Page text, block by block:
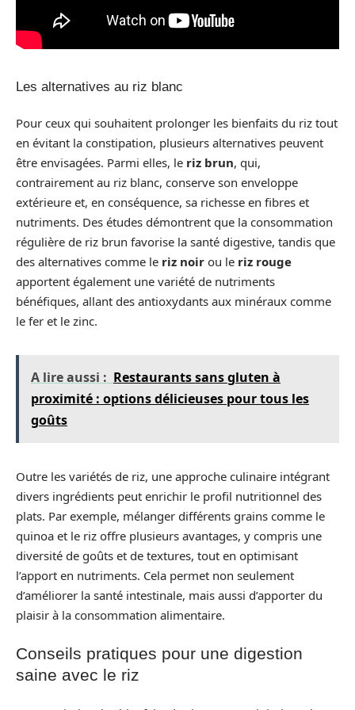
Les alternatives au riz blanc
Pour ceux qui souhaitent prolonger les bienfaits du riz tout
en évitant la constipation, plusieurs alternatives peuvent
être envisagées. Parmi elles, le riz brun, qui,
contrairement au riz blanc, conserve son enveloppe
extérieure et, en conséquence, sa richesse en fibres et
nutriments. Des études démontrent que la consommation
régulière de riz brun favorise la santé digestive, tandis que
des alternatives comme le riz noir ou le riz rouge
apportent également une variété de nutriments
bénéfiques, allant des antioxydants aux minéraux comme
le fer et le zinc.
A lire aussi : Restaurants sans gluten à
proximité : options délicieuses pour tous les
goûts
Outre les variétés de riz, une approche culinaire intégrant
divers ingrédients peut enrichir le profil nutritionnel des
plats. Par exemple, mélanger différents grains comme le
quinoa et le riz offre plusieurs avantages, y compris une
diversité de goûts et de textures, tout en optimisant
l’apport en nutriments. Cela permet non seulement
d’améliorer la santé intestinale, mais aussi d’apporter du
plaisir à la consommation alimentaire.
Conseils pratiques pour une digestion
saine avec le riz